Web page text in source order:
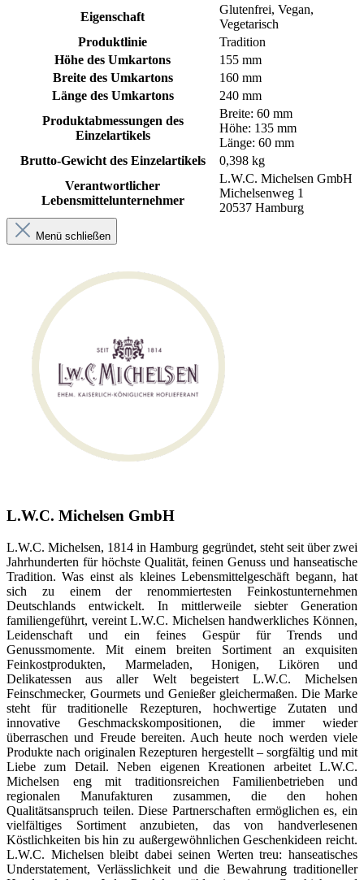
Eigenschaft
Glutenfrei, Vegan,
Vegetarisch
Produktlinie
Tradition
Höhe des Umkartons
155 mm
Breite des Umkartons
160 mm
Länge des Umkartons
240 mm
Produktabmessungen des
Einzelartikels
Breite: 60 mm
Höhe: 135 mm
Länge: 60 mm
Brutto-Gewicht des Einzelartikels
0,398 kg
Verantwortlicher
Lebensmittelunternehmer
L.W.C. Michelsen GmbH
Michelsenweg 1
20537 Hamburg
Menü schließen
L.W.C. Michelsen GmbH
L.W.C. Michelsen, 1814 in Hamburg gegründet, steht seit über zwei
Jahrhunderten für höchste Qualität, feinen Genuss und hanseatische
Tradition. Was einst als kleines Lebensmittelgeschäft begann, hat
sich zu einem der renommiertesten Feinkostunternehmen
Deutschlands entwickelt. In mittlerweile siebter Generation
familiengeführt, vereint L.W.C. Michelsen handwerkliches Können,
Leidenschaft und ein feines Gespür für Trends und
Genussmomente. Mit einem breiten Sortiment an exquisiten
Feinkostprodukten, Marmeladen, Honigen, Likören und
Delikatessen aus aller Welt begeistert L.W.C. Michelsen
Feinschmecker, Gourmets und Genießer gleichermaßen. Die Marke
steht für traditionelle Rezepturen, hochwertige Zutaten und
innovative Geschmackskompositionen, die immer wieder
überraschen und Freude bereiten. Auch heute noch werden viele
Produkte nach originalen Rezepturen hergestellt – sorgfältig und mit
Liebe zum Detail. Neben eigenen Kreationen arbeitet L.W.C.
Michelsen eng mit traditionsreichen Familienbetrieben und
regionalen Manufakturen zusammen, die den hohen
Qualitätsanspruch teilen. Diese Partnerschaften ermöglichen es, ein
vielfältiges Sortiment anzubieten, das von handverlesenen
Köstlichkeiten bis hin zu außergewöhnlichen Geschenkideen reicht.
L.W.C. Michelsen bleibt dabei seinen Werten treu: hanseatisches
Understatement, Verlässlichkeit und die Bewahrung traditioneller